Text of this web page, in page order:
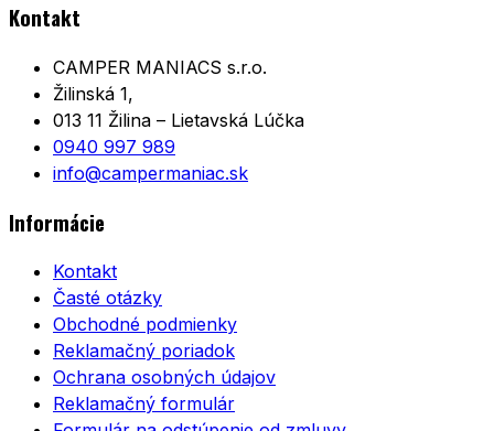
Kontakt
CAMPER MANIACS s.r.o.
Žilinská 1,
013 11 Žilina – Lietavská Lúčka
0940 997 989
info@campermaniac.sk
Informácie
Kontakt
Časté otázky
Obchodné podmienky
Reklamačný poriadok
Ochrana osobných údajov
Reklamačný formulár